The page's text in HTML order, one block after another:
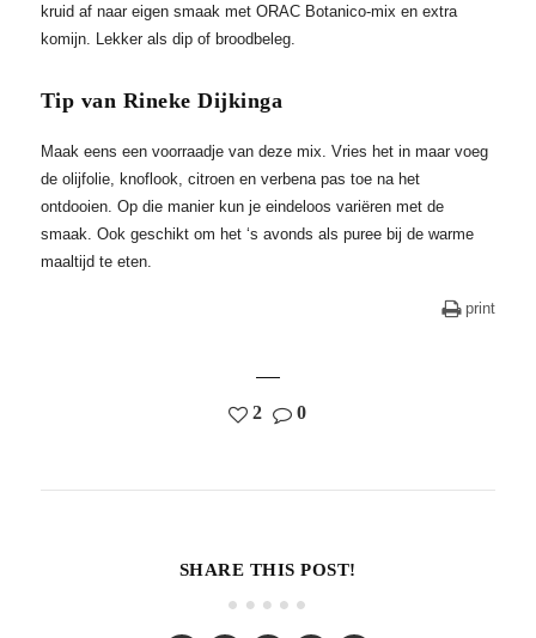
kruid af naar eigen smaak met ORAC Botanico-mix en extra
komijn. Lekker als dip of broodbeleg.
Tip van Rineke Dijkinga
Maak eens een voorraadje van deze mix. Vries het in maar voeg
de olijfolie, knoflook, citroen en verbena pas toe na het
ontdooien. Op die manier kun je eindeloos variëren met de
smaak. Ook geschikt om het ‘s avonds als puree bij de warme
maaltijd te eten.
print
2 0
SHARE THIS POST!